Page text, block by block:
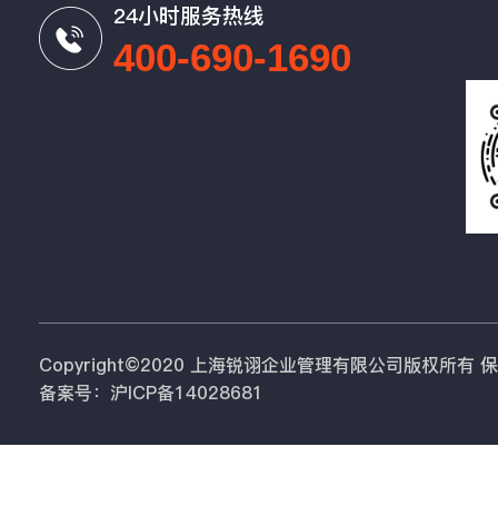
24小时服务热线
400-690-1690
Copyright©2020 上海锐诩企业管理有限公司版权所有
备案号：沪ICP备14028681